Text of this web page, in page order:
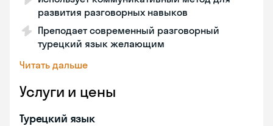
развития разговорных навыков
Преподает современный разговорный
турецкий язык желающим
Читать дальше
Услуги и цены
Турецкий язык